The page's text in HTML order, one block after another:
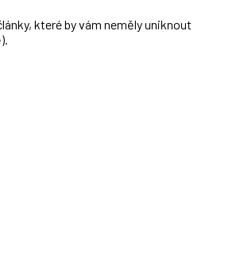
které by vám neměly uniknout